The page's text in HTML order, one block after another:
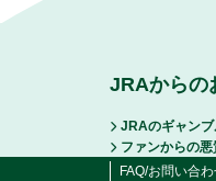
JRAからの
JRAのギャン
ファンからの
FAQ/お問い合